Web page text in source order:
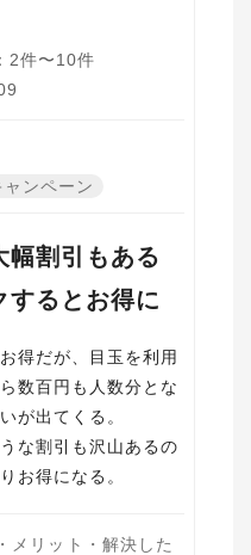
2件〜10件
ャンペーン
幅割引もある
するとお得に
得だが、目玉を利用
数百円も人数分とな
が出てくる。
な割引も沢山あるの
お得になる。
メリット・解決した